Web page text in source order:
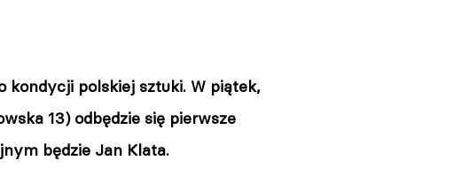
polskiej sztuki. W piątek,
13) odbędzie się pierwsze
będzie Jan Klata.